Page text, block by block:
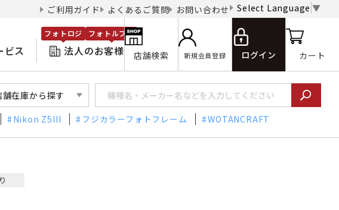
ご利用ガイド よくあるご質問 お問い合わせ Select Language ▼
ビス 法人のお客様
フォトロジ フォトルプロ
店舗検索 新規会員登録 ログイン カート
舗在庫から探す
Nikon Z5III フジカラーフォトフレーム WOTANCRAFT